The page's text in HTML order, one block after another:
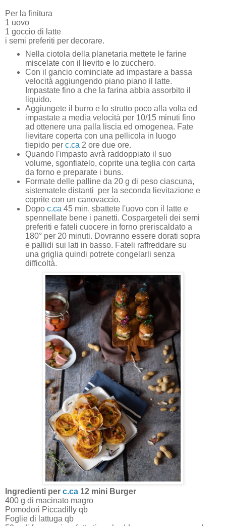
Per la finitura
1 uovo
1 goccio di latte
i semi preferiti per decorare.
Nella ciotola della planetaria mettete le farine
miscelate con il lievito e lo zucchero.
Con il gancio cominciate ad impastare a bassa
velocità aggiungendo piano piano il latte.
Impastate fino a che la farina abbia assorbito il
liquido.
Aggiungete il burro e lo strutto poco alla volta ed
impastate a media velocità per 10/15 minuti fino
ad ottenere una palla liscia ed omogenea. Fate
lievitare coperta con una pellicola in luogo
tiepido per c.ca 2 ore due ore.
Quando l'impasto avrà raddoppiato il suo
volume, sgonfiatelo, coprite una teglia con carta
da forno e preparate i buns.
Formate delle palline da 20 g di peso ciascuna,
sistematele distanti per la seconda lievitazione e
coprite con un canovaccio.
Dopo c.ca 45 min. sbattete l'uovo con il latte e
spennellate bene i panetti. Cospargeteli dei semi
preferiti e fateli cuocere in forno preriscaldato a
180° per 20 minuti. Dovranno essere dorati sopra
e pallidi sui lati in basso. Fateli raffreddare su
una griglia quindi potrete congelarli senza
difficoltà.
Ingredienti per c.ca 12 mini Burger
400 g di macinato magro
Pomodori Piccadilly qb
Foglie di lattuga qb